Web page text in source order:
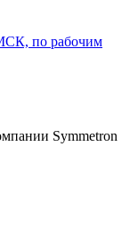
по рабочим
Symmetron